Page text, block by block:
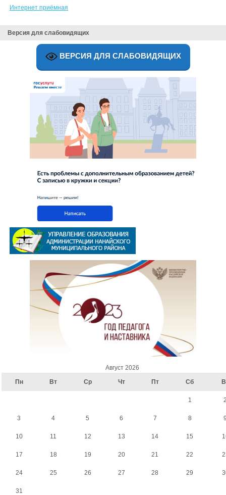
Интернет приёмная
Версия для слабовидящих
ВЕРСИЯ ДЛЯ СЛАБОВИДЯЩИХ
Август 2026
Пн
Вт Ср Чт Пт Сб
1
3 4 5 6 7 8
10 11 12 13 14 15
17 18 19 20 21 22
24 25 26 27 28 29
31